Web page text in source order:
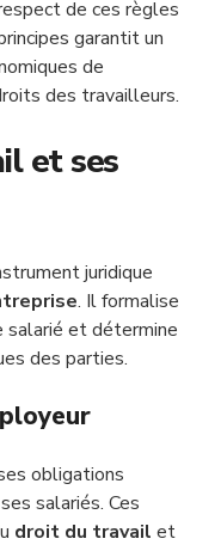
de ces règles
garantit un
de
des travailleurs.
et ses
juridique
. Il formalise
salarié et détermine
des parties.
obligations
salariés. Ces
droit du travail et